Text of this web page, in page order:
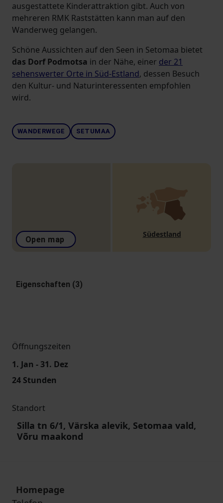
ausgestattete Kinderattraktion gibt. Auch von
mehreren RMK Raststätten kann man auf den
Wanderweg gelangen.
Schöne Aussichten auf den Seen in Setomaa bietet
das Dorf Podmotsa in der Nähe, einer der 21
sehenswerter Orte in Süd-Estland, dessen Besuch
den Kultur- und Naturinteressenten empfohlen
wird.
WANDERWEGE SETUMAA
Open map
Südestland
Eigenschaften (3)
Öffnungszeiten
1. Jan - 31. Dez
24 Stunden
Standort
Silla tn 6/1, Värska alevik, Setomaa vald,
Võru maakond
Homepage